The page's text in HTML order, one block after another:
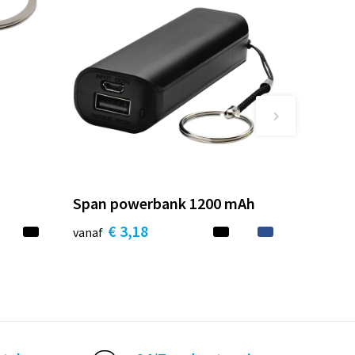
Span powerbank 1200 mAh
vanaf € 3,18